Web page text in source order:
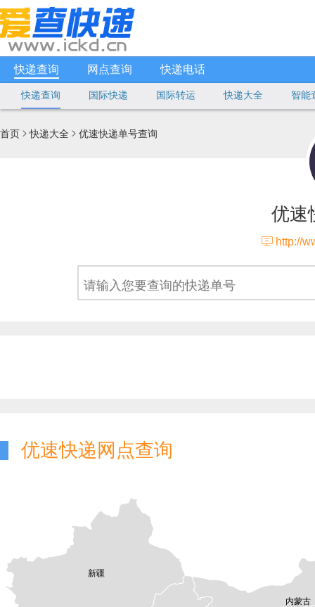
快递查询 网点查询 快递电话
快递查询 国际快递 国际转运 快递大全 智能
首页 快递大全  优速快递单号查询
优速
 http://
优速快递网点查询
新疆
内蒙古